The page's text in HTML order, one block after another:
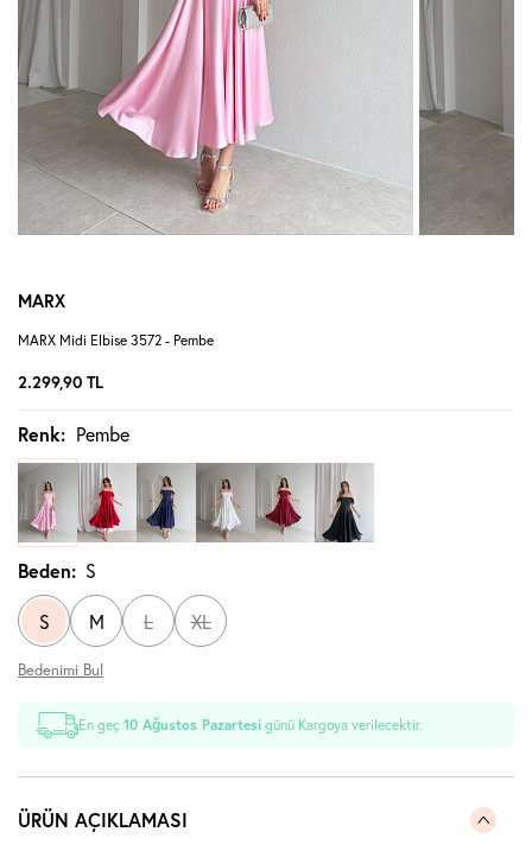
MARX
MARX Midi Elbise 3572 - Pembe
2.299,90 TL
Renk: Pembe
Beden: S
S M L XL
Bedenimi Bul
En geç10 Ağustos Pazartesi günü Kargoya verilecektir.
ÜRÜN AÇIKLAMASI